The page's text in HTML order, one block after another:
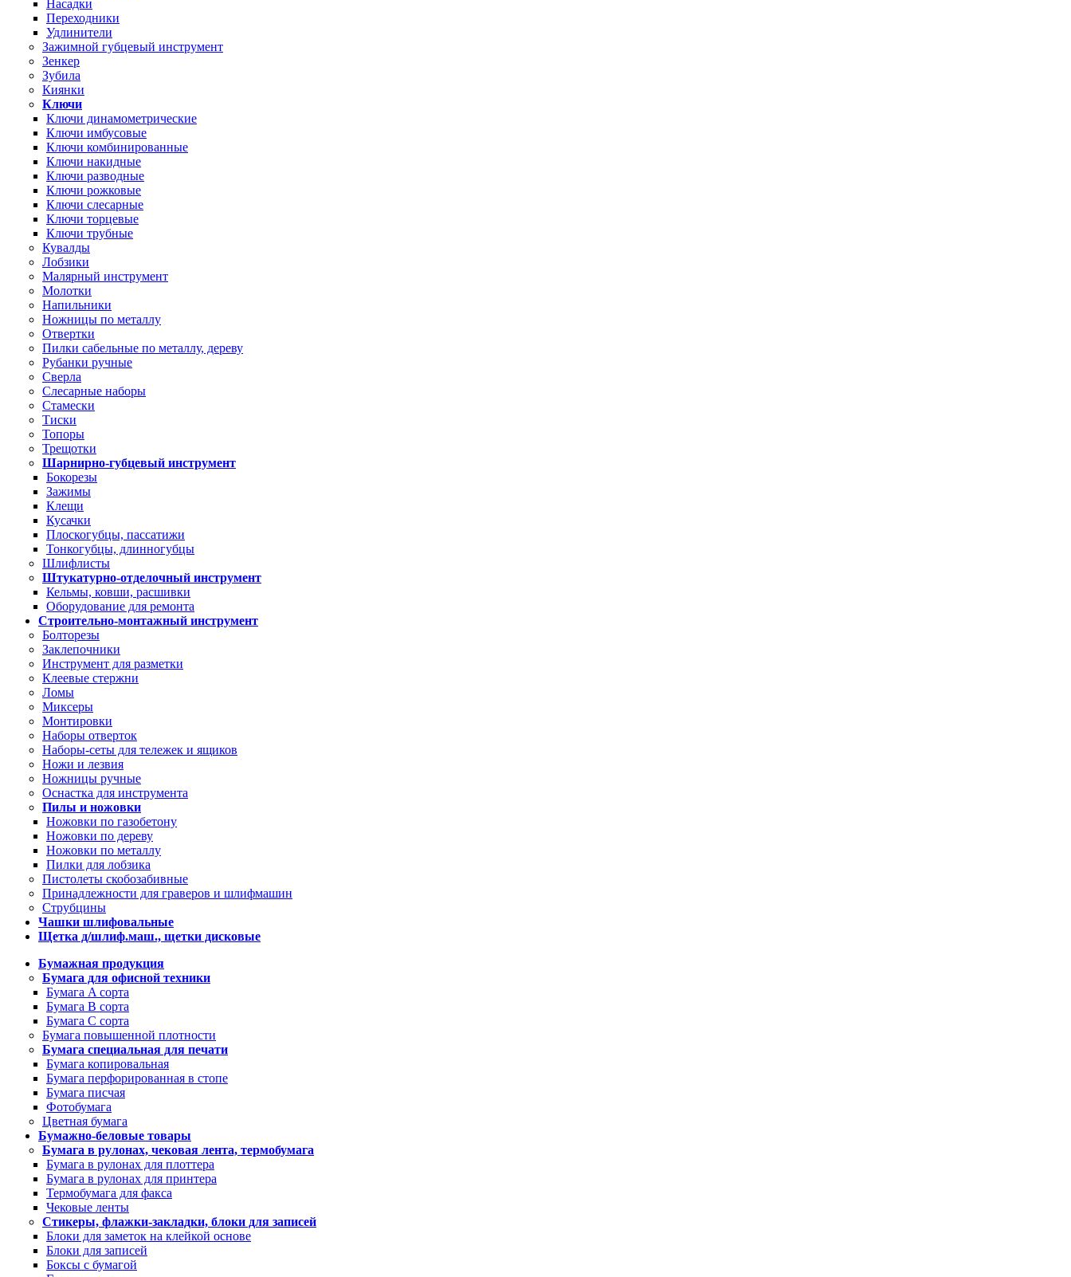
Насадки
Переходники
Удлинители
Зажимной губцевый инструмент
Зенкер
Зубила
Киянки
Ключи
Ключи динамометрические
Ключи имбусовые
Ключи комбинированные
Ключи накидные
Ключи разводные
Ключи рожковые
Ключи слесарные
Ключи торцевые
Ключи трубные
Кувалды
Лобзики
Малярный инструмент
Молотки
Напильники
Ножницы по металлу
Отвертки
Пилки сабельные по металлу, дереву
Рубанки ручные
Сверла
Слесарные наборы
Стамески
Тиски
Топоры
Трещотки
Шарнирно-губцевый инструмент
Бокорезы
Зажимы
Клещи
Кусачки
Плоскогубцы, пассатижи
Тонкогубцы, длинногубцы
Шлифлисты
Штукатурно-отделочный инструмент
Кельмы, ковши, расшивки
Оборудование для ремонта
Строительно-монтажный инструмент
Болторезы
Заклепочники
Инструмент для разметки
Клеевые стержни
Ломы
Миксеры
Монтировки
Наборы отверток
Наборы-сеты для тележек и ящиков
Ножи и лезвия
Ножницы ручные
Оснастка для инструмента
Пилы и ножовки
Ножовки по газобетону
Ножовки по дереву
Ножовки по металлу
Пилки для лобзика
Пистолеты скобозабивные
Принадлежности для граверов и шлифмашин
Струбцины
Чашки шлифовальные
Щетка д/шлиф.маш., щетки дисковые
Бумажная продукция
Бумага для офисной техники
Бумага A сорта
Бумага B сорта
Бумага C сорта
Бумага повышенной плотности
Бумага специальная для печати
Бумага копировальная
Бумага перфорированная в стопе
Бумага писчая
Фотобумага
Цветная бумага
Бумажно-беловые товары
Бумага в рулонах, чековая лента, термобумага
Бумага в рулонах для плоттера
Бумага в рулонах для принтера
Термобумага для факса
Чековые ленты
Стикеры, флажки-закладки, блоки для записей
Блоки для заметок на клейкой основе
Блоки для записей
Боксы с бумагой